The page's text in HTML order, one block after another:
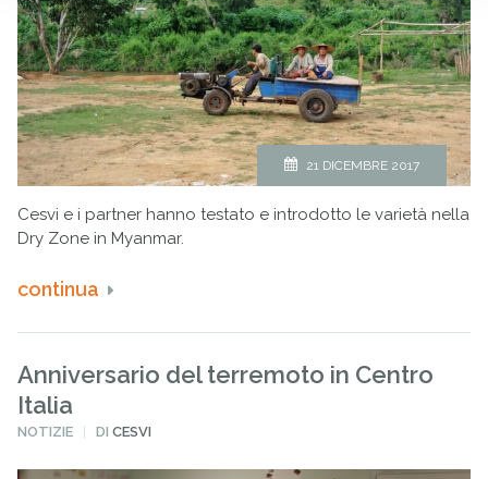
21 DICEMBRE 2017
Cesvi e i partner hanno testato e introdotto le varietà nella
Dry Zone in Myanmar.
continua
Anniversario del terremoto in Centro
Italia
PUBBLICATO
NOTIZIE DICESVI